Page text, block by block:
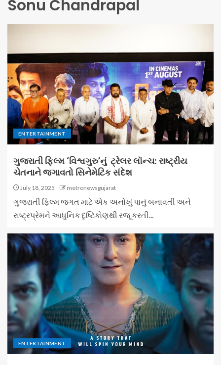
Sonu Chandrapal
ENTERTAINMENT
ગુજરાતી ફિલ્મ ‘વિશ્વગુરુ’નું ટ્રેલર લૉન્ચ: રાષ્ટ્રીય
ચેતનાને જગાવતો સિનેમેટિક સંદેશ
July 18, 2025 metronewsgujarat
ગુજરાતી ફિલ્મ જગત માટે એક અનોખું પાનું બનાવતી અને
રાષ્ટ્રપ્રેમને આધુનિક દૃષ્ટિકોણથી રજૂ કરતી...
ENTERTAINMENT